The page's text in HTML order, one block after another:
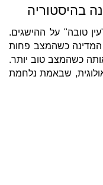
בהיסטוריה
טובה" על ההישגים.
המדינה כשהמצב פחות
כשהמצב טוב יותר.
שבאמת נלחמת